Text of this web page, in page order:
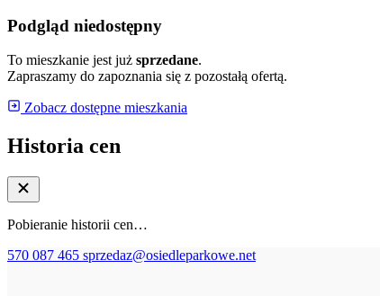
Podgląd niedostępny
To mieszkanie jest już sprzedane.
Zapraszamy do zapoznania się z pozostałą ofertą.
Zobacz dostępne mieszkania
Historia cen
Pobieranie historii cen…
570 087 465 sprzedaz@osiedleparkowe.net